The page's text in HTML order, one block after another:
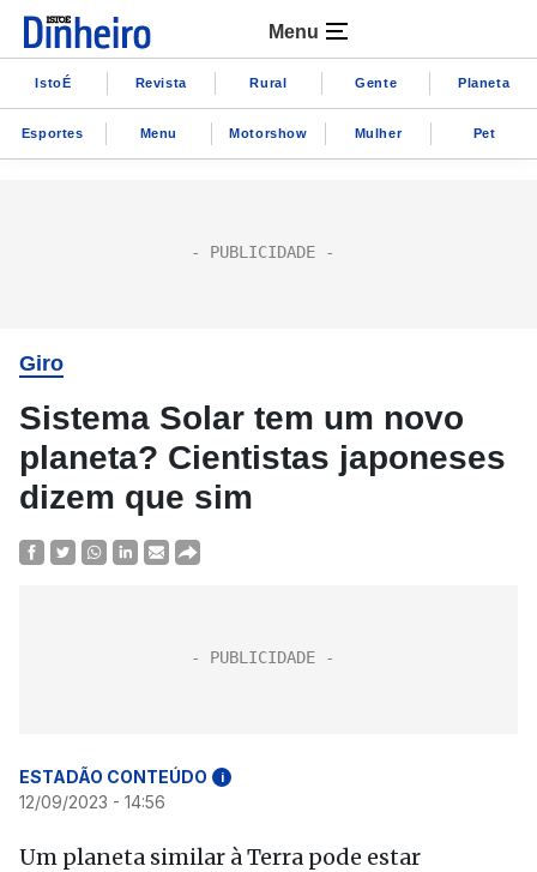
Menu
IstoÉ Revista Rural Gente Planeta
Esportes Menu Motorshow Mulher Pet
Giro
Sistema Solar tem um novo
planeta? Cientistas japoneses
dizem que sim
ESTADÃO CONTEÚDO i
12/09/2023 - 14:56
Um planeta similar à Terra pode estar